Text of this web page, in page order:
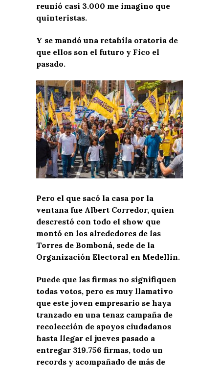
reunió casi 3.000 me imagino que
quinteristas.
Y se mandó una retahíla oratoria de
que ellos son el futuro y Fico el
pasado.
Pero el que sacó la casa por la
ventana fue Albert Corredor, quien
descrestó con todo el show que
montó en los alrededores de las
Torres de Bomboná, sede de la
Organización Electoral en Medellín.
Puede que las firmas no signifiquen
todas votos, pero es muy llamativo
que este joven empresario se haya
tranzado en una tenaz campaña de
recolección de apoyos ciudadanos
hasta llegar el jueves pasado a
entregar 319.756 firmas, todo un
records y acompañado de más de